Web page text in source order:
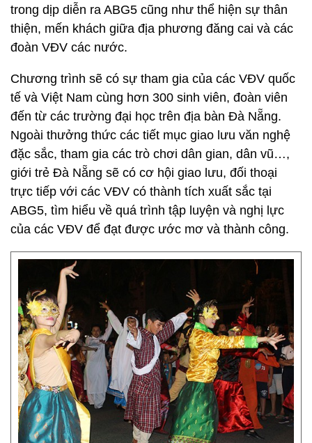
trong dịp diễn ra ABG5 cũng như thể hiện sự thân
thiện, mến khách giữa địa phương đăng cai và các
đoàn VĐV các nước.
Chương trình sẽ có sự tham gia của các VĐV quốc
tế và Việt Nam cùng hơn 300 sinh viên, đoàn viên
đến từ các trường đại học trên địa bàn Đà Nẵng.
Ngoài thưởng thức các tiết mục giao lưu văn nghệ
đặc sắc, tham gia các trò chơi dân gian, dân vũ…,
giới trẻ Đà Nẵng sẽ có cơ hội giao lưu, đối thoại
trực tiếp với các VĐV có thành tích xuất sắc tại
ABG5, tìm hiểu về quá trình tập luyện và nghị lực
của các VĐV để đạt được ước mơ và thành công.